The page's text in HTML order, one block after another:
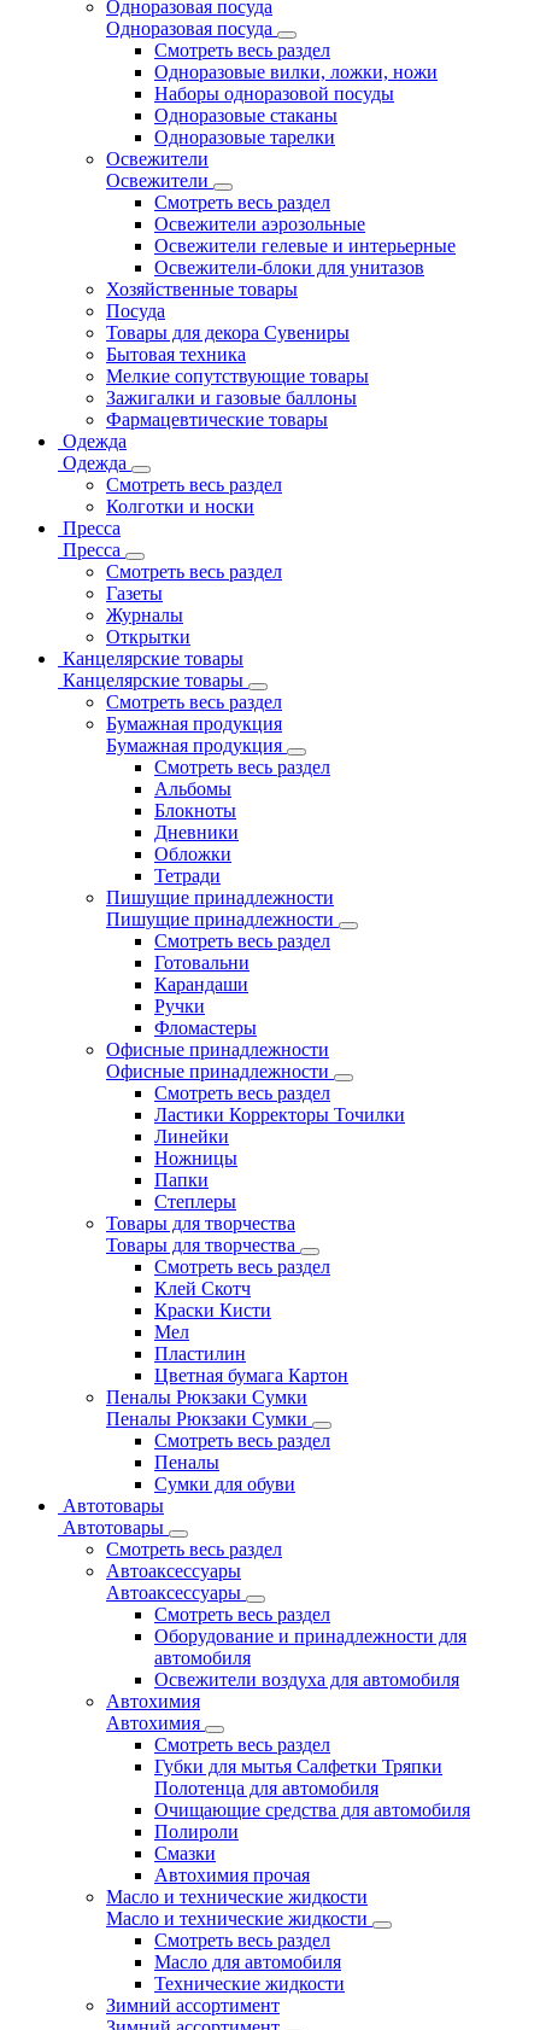
Одноразовая посуда
Одноразовая посуда
Смотреть весь раздел
Одноразовые вилки, ложки, ножи
Наборы одноразовой посуды
Одноразовые стаканы
Одноразовые тарелки
Освежители
Освежители
Смотреть весь раздел
Освежители аэрозольные
Освежители гелевые и интерьерные
Освежители-блоки для унитазов
Хозяйственные товары
Посуда
Товары для декора Сувениры
Бытовая техника
Мелкие сопутствующие товары
Зажигалки и газовые баллоны
Фармацевтические товары
Одежда
Одежда
Смотреть весь раздел
Колготки и носки
Пресса
Пресса
Смотреть весь раздел
Газеты
Журналы
Открытки
Канцелярские товары
Канцелярские товары
Смотреть весь раздел
Бумажная продукция
Бумажная продукция
Смотреть весь раздел
Альбомы
Блокноты
Дневники
Обложки
Тетради
Пишущие принадлежности
Пишущие принадлежности
Смотреть весь раздел
Готовальни
Карандаши
Ручки
Фломастеры
Офисные принадлежности
Офисные принадлежности
Смотреть весь раздел
Ластики Корректоры Точилки
Линейки
Ножницы
Папки
Степлеры
Товары для творчества
Товары для творчества
Смотреть весь раздел
Клей Скотч
Краски Кисти
Мел
Пластилин
Цветная бумага Картон
Пеналы Рюкзаки Сумки
Пеналы Рюкзаки Сумки
Смотреть весь раздел
Пеналы
Сумки для обуви
Автотовары
Автотовары
Смотреть весь раздел
Автоаксессуары
Автоаксессуары
Смотреть весь раздел
Оборудование и принадлежности для
автомобиля
Освежители воздуха для автомобиля
Автохимия
Автохимия
Смотреть весь раздел
Губки для мытья Салфетки Тряпки
Полотенца для автомобиля
Очищающие средства для автомобиля
Полироли
Смазки
Автохимия прочая
Масло и технические жидкости
Масло и технические жидкости
Смотреть весь раздел
Масло для автомобиля
Технические жидкости
Зимний ассортимент